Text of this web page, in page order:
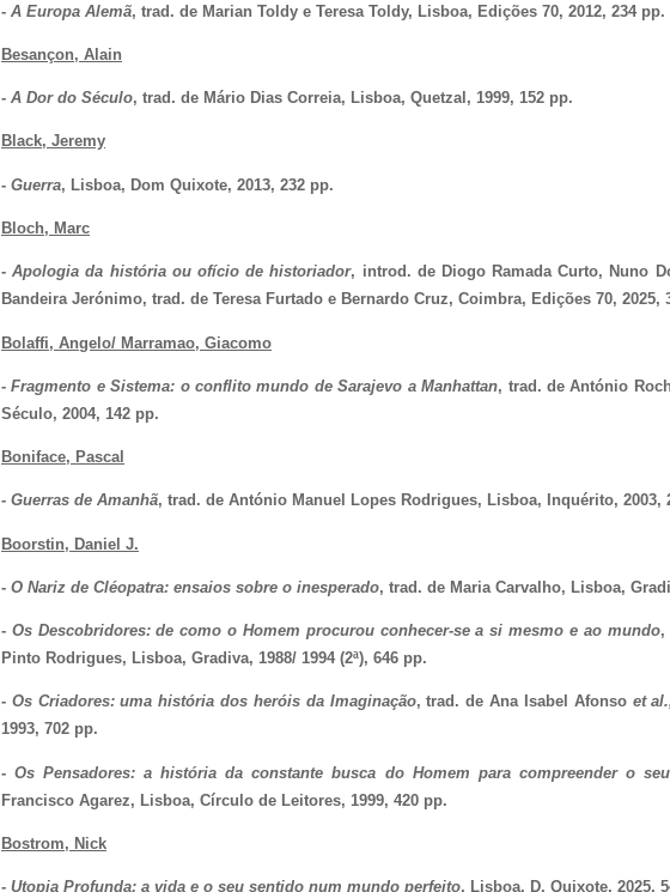
- A Europa Alemã, trad. de Marian Toldy e Teresa Toldy, Lisboa, Edições 70, 2012, 234 pp.
Besançon, Alain
- A Dor do Século, trad. de Mário Dias Correia, Lisboa, Quetzal, 1999, 152 pp.
Black, Jeremy
- Guerra, Lisboa, Dom Quixote, 2013, 232 pp.
Bloch, Marc
- Apologia da história ou ofício de historiador, introd. de Diogo Ramada Curto, Nuno
Bandeira Jerónimo, trad. de Teresa Furtado e Bernardo Cruz, Coimbra, Edições 70, 2025,
Bolaffi, Angelo/ Marramao, Giacomo
-Fragmento e Sistema: o conflito mundo de Sarajevo a Manhattan, trad. de António
Século, 2004, 142 pp.
Boniface, Pascal
- Guerras de Amanhã, trad. de António Manuel Lopes Rodrigues, Lisboa, Inquérito, 2003,
Boorstin, Daniel J.
- O Nariz de Cléopatra: ensaios sobre o inesperado, trad. de Maria Carvalho, Lisboa,
- Os Descobridores: de como o Homem procurou conhecer-se a si mesmo e ao mundo,
Pinto Rodrigues, Lisboa, Gradiva, 1988/ 1994 (2ª), 646 pp.
- Os Criadores: uma história dos heróis da Imaginação, trad. de Ana Isabel Afonso et
1993, 702 pp.
-Os Pensadores: a história da constante busca do Homem para compreender o
Francisco Agarez, Lisboa, Círculo de Leitores, 1999, 420 pp.
Bostrom, Nick
- Utopia Profunda: a vida e o seu sentido num mundo perfeito, Lisboa, D. Quixote, 2025,